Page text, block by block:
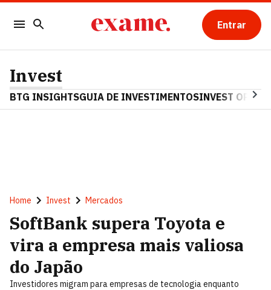
Entrar
Invest
BTG INSIGHTSGUIA DE INVESTIMENTOSINVEST OPINA
Home Invest Mercados
SoftBank supera Toyota e
vira a empresa mais valiosa
do Japão
Investidores migram para empresas de tecnologia enquanto